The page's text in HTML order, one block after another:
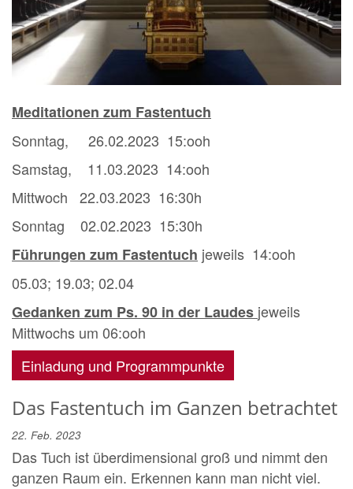
Meditationen zum Fastentuch
Sonntag, 26.02.2023 15:ooh
Samstag, 11.03.2023 14:ooh
Mittwoch 22.03.2023 16:30h
Sonntag 02.02.2023 15:30h
Führungen zum Fastentuch jeweils 14:ooh
05.03; 19.03; 02.04
Gedanken zum Ps. 90 in der Laudes jeweils
Mittwochs um 06:ooh
Einladung und Programmpunkte
Das Fastentuch im Ganzen betrachtet
22. Feb. 2023
Das Tuch ist überdimensional groß und nimmt den
ganzen Raum ein. Erkennen kann man nicht viel.